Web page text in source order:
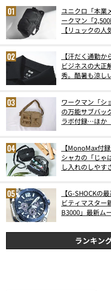
ユニクロ「本業
ークマン「
【リュックの
【汗だく通勤
ビジネスの大正
秀。酷暑も涼し
ワークマン「シ
の万能サブバッ
ラボ付録…ほか
【MonoMax付
シャカの「じゃ
し入れのしやす
【G-SHOCKの
ビティマスター
B3000」最新ム
ランキン